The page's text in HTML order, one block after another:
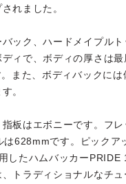
れました。
ック、ハードメイプル
ィで、ボディの厚さは
また、ボディバックには
。
板はエボニーです。フ
は628mmです。ピックア
したハムバッカーPRIDE
トラディショナルなチュ